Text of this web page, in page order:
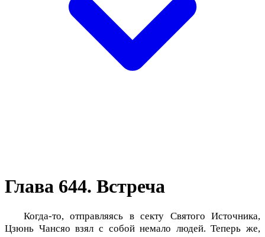
Глава 644. Встреча
Когда-то, отправляясь в секту Святого Источника,
Цзюнь Чансяо взял с собой немало людей. Теперь же,